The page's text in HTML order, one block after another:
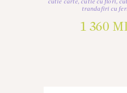
cutie carte,cutie cu flori,
trandafiri cu
1 360